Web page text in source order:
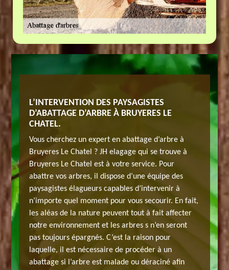
de
qu’il
notre
L’INTERVENTION DES PAYSAGISTES
D’ABATTAGE D’ARBRE À BRUYERES LE
CHATEL.
Vous cherchez un expert en abattage d’arbre à
Bruyeres Le Chatel ? JH elagage qui se trouve à
Bruyeres Le Chatel est à votre service. Pour
abattre vos arbres, il dispose d’une équipe des
paysagistes élagueurs capables d’intervenir à
n’importe quel moment pour vous secourir. En fait,
les aléas de la nature peuvent tout à fait affecter
notre environnement et les arbres s n’en seront
pas toujours épargnés. C’est la raison pour
laquelle, il est nécessaire de procéder à un
abattage si l’arbre est malade ou déraciné afin
À QUI
En
tout
doit
équipe
en
équipe
aux